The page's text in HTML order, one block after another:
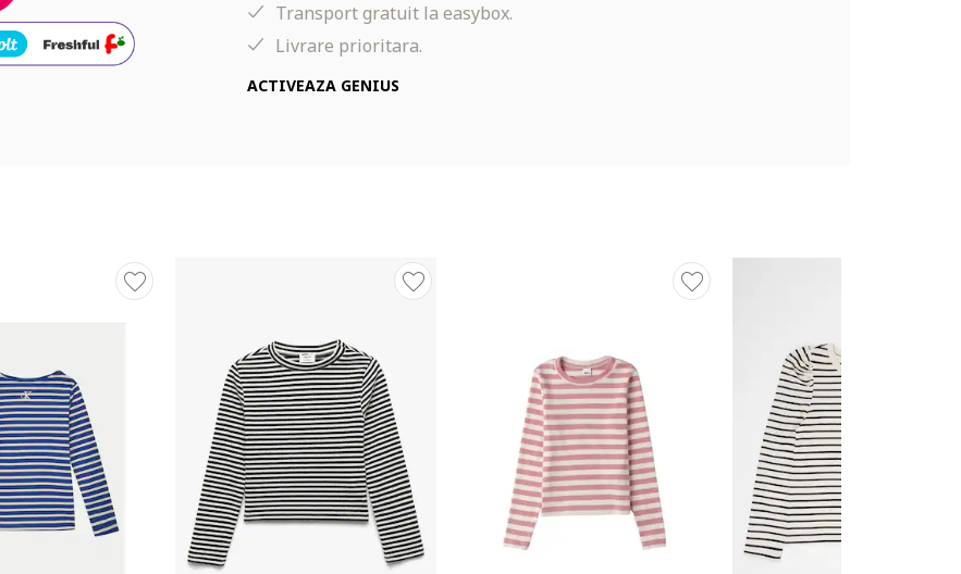
Transport gratuit la easybox.
Livrare prioritara.
ACTIVEAZA GENIUS